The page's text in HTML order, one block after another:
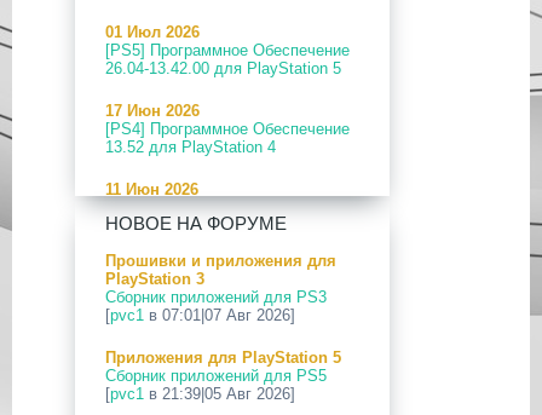
01 Июл 2026
[PS5] Программное Обеспечение
26.04-13.42.00 для PlayStation 5
17 Июн 2026
[PS4] Программное Обеспечение
13.52 для PlayStation 4
11 Июн 2026
[PS5] Программное Обеспечение
26.04-13.40.00 для PlayStation 5
24 Апр 2026
[PS5] Программное Обеспечение
26.03-13.20.00 для PlayStation 5
12 Апр 2026
[PS Portal] Программное
Обеспечение 7.0.2 для PS Portal
НОВОЕ НА ФОРУМЕ
Прошивки и приложения для
PlayStation 3
Сборник приложений для PS3
[pvc1 в 07:01|07 Авг 2026]
Приложения для PlayStation 5
Сборник приложений для PS5
[pvc1 в 21:39|05 Авг 2026]